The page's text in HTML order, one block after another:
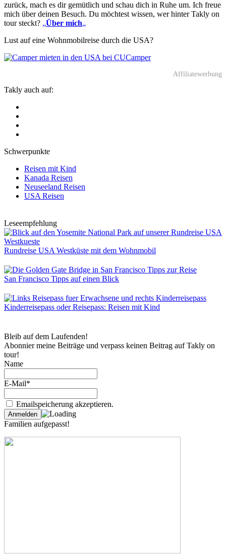
zurück, mach es dir gemütlich und schau dich in Ruhe um. Ich freue
mich über deinen Besuch. Du möchtest wissen, wer hinter Takly on
tour steckt? „Über mich„
Lust auf eine Wohnmobilreise durch die USA?
Affiliatewerbung
Takly auch auf:
Schwerpunkte
Reisen mit Kind
Kanada Reisen
Neuseeland Reisen
USA Reisen
Leseempfehlung
Rundreise USA Westküste mit dem Wohnmobil
San Francisco Tipps auf einen Blick
Kinderreisepass oder Reisepass: Reisen mit Kind
Bleib auf dem Laufenden!
Abonnier meine Beiträge und verpass keinen Beitrag auf Takly on
tour!
Name
E-Mail*
Emailspeicherung akzeptieren.
Familien aufgepasst!